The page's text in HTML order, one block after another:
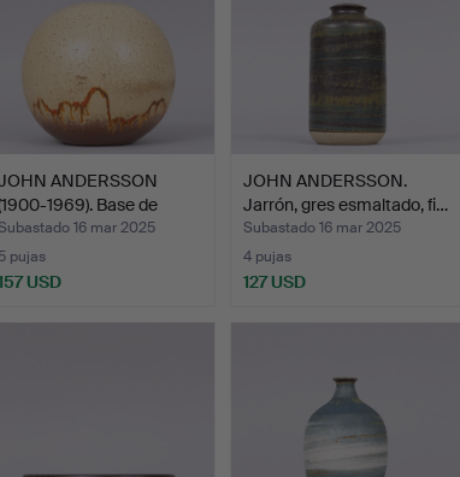
ANDERSSON
1969). Base de
16 mar 2025
5 pujas
USD
JOHN ANDERSSON.
Jarrón, gres esmaltado, fi…
Subastado 16 mar 2025
4 pujas
127 USD